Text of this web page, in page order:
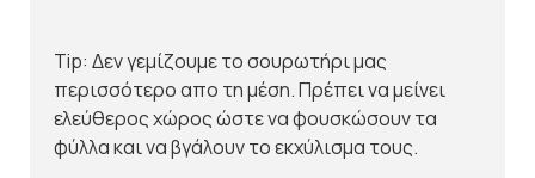
Tip: Δεν γεμίζουμε το σουρωτήρι μας
περισσότερο απο τη μέση. Πρέπει να μείνει
ελεύθερος χώρος ώστε να φουσκώσουν τα
φύλλα και να βγάλουν το εκχύλισμα τους.